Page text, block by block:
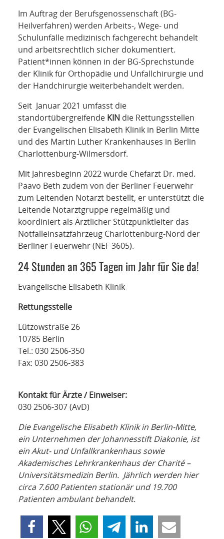
Im Auftrag der Berufsgenossenschaft (BG-
Heilverfahren) werden Arbeits-, Wege- und
Schulunfälle medizinisch fachgerecht behandelt
und arbeitsrechtlich sicher dokumentiert.
Patient*innen können in der BG-Sprechstunde
der Klinik für Orthopädie und Unfallchirurgie und
der Handchirurgie weiterbehandelt werden.
Seit Januar 2021 umfasst die
standortübergreifende KINdie Rettungsstellen
der Evangelischen Elisabeth Klinik in Berlin Mitte
und des Martin Luther Krankenhauses in Berlin
Charlottenburg-Wilmersdorf.
Mit Jahresbeginn 2022 wurde Chefarzt Dr. med.
Paavo Beth zudem von der Berliner Feuerwehr
zum Leitenden Notarzt bestellt, er unterstützt die
Leitende Notarztgruppe regelmäßig und
koordiniert als Ärztlicher Stützpunktleiter das
Notfalleinsatzfahrzeug Charlottenburg-Nord der
Berliner Feuerwehr (NEF 3605).
24 Stunden an 365 Tagen im Jahr für Sie da!
Evangelische Elisabeth Klinik
Rettungsstelle
Lützowstraße 26
10785 Berlin
Tel.: 030 2506-350
Fax: 030 2506-383
Kontakt für Ärzte / Einweiser:
030 2506-307 (AvD)
Die Evangelische Elisabeth Klinik in Berlin-Mitte,
ein Unternehmen der Johannesstift Diakonie, ist
ein Akut- und Unfallkrankenhaus sowie
Akademisches Lehrkrankenhaus der Charité –
Universitätsmedizin Berlin. Jährlich werden hier
circa 7.600 Patienten stationär und 19.700
Patienten ambulant behandelt.